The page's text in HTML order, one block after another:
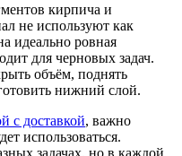
кирпича и
не используют как
идеально ровная
для черновых задач.
объём, поднять
нижний слой.
с доставкой, важно
использоваться.
задачах, но в каждой